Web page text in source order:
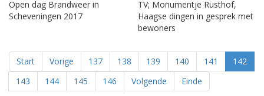
Open dag Brandweer in
Scheveningen 2017
TV; Monumentje Rusthof,
Haagse dingen in gesprek met
bewoners
Start Vorige 137 138 139 140 141
142
143
144 145 146 Volgende Einde